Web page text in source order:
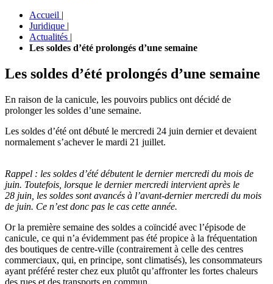
Accueil |
Juridique |
Actualités |
Les soldes d’été prolongés d’une semaine
Les soldes d’été prolongés d’une semaine
En raison de la canicule, les pouvoirs publics ont décidé de
prolonger les soldes d’une semaine.
Les soldes d’été ont débuté le mercredi 24 juin dernier et devaient
normalement s’achever le mardi 21 juillet.
Rappel : les soldes d’été débutent le dernier mercredi du mois de
juin. Toutefois, lorsque le dernier mercredi intervient après le
28 juin, les soldes sont avancés à l’avant-dernier mercredi du mois
de juin. Ce n’est donc pas le cas cette année.
Or la première semaine des soldes a coïncidé avec l’épisode de
canicule, ce qui n’a évidemment pas été propice à la fréquentation
des boutiques de centre-ville (contrairement à celle des centres
commerciaux, qui, en principe, sont climatisés), les consommateurs
ayant préféré rester chez eux plutôt qu’affronter les fortes chaleurs
des rues et des transports en commun.